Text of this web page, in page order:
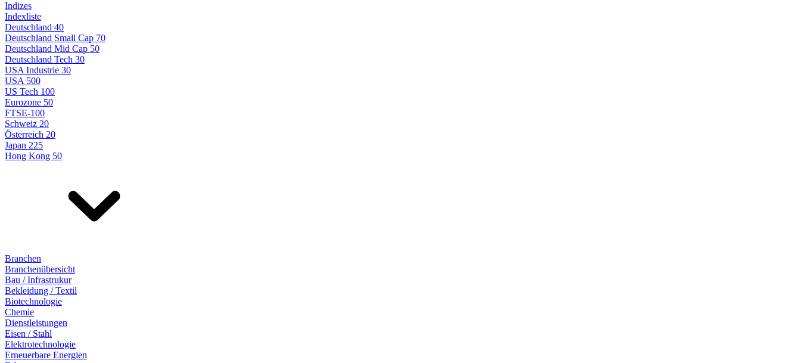
Indizes
Indexliste
Deutschland 40
Deutschland Small Cap 70
Deutschland Mid Cap 50
Deutschland Tech 30
USA Industrie 30
USA 500
US Tech 100
Eurozone 50
FTSE-100
Schweiz 20
Österreich 20
Japan 225
Hong Kong 50
Branchen
Branchenübersicht
Bau / Infrastrukur
Bekleidung / Textil
Biotechnologie
Chemie
Dienstleistungen
Eisen / Stahl
Elektrotechnologie
Erneuerbare Energien